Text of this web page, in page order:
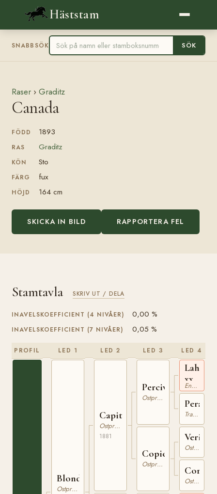
Häststam
SNABBSÖK SÖK
Raser › Graditz
Canada
FÖDD 1893
RAS Graditz
KÖN Sto
FÄRG fux
HÖJD 164 cm
SKICKA IN BILD RAPPORTERA FEL
Stamtavla SKRIV UT / DELA
INAVELSKOEFFICIENT (4 NIVÅER) 0,00 %
INAVELSKOEFFICIENT (7 NIVÅER) 0,05 %
PROFIL LED 1
Blondel
Ostpreussare
LED 2
Capitain
Ostpreussare
1881
LED 3
Percival
Ostpreussare
Copie
Ostpreussare
LED 4
Lahire
xx
Engelskt Fullblod
Peranga
Trakehner
Ostpreussare
Cora
Ostpreussare